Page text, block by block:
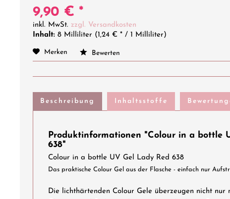
9,90 € *
inkl. MwSt. zzgl. Versandkosten
Inhalt: 8 Milliliter (1,24 € * / 1 Milliliter)
Merken Bewerten
Beschreibung Inhaltsstoffe
Produktinformationen "Colour in a bottle
638"
Colour in a bottle UV Gel Lady Red 638
Das praktische Colour Gel aus der Flasche - einfach nur
Die lichthärtenden Colour Gele überzeugen nicht nur